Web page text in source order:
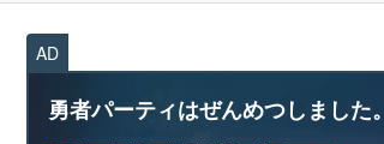
AD
勇者パーティはぜんめつしました。